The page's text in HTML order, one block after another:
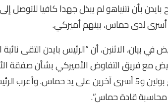
بأن نتنياهو لم يبذل جهدا كافيا للتوصل
في بيان، الاثنين، أن “الرئيس بايدن التقى
مع فريق التفاوض الأميركي بشأن
الأميركي هيرش جولدبرغ بولين و5 أسرى آخرين على يد
قادة حماس”.